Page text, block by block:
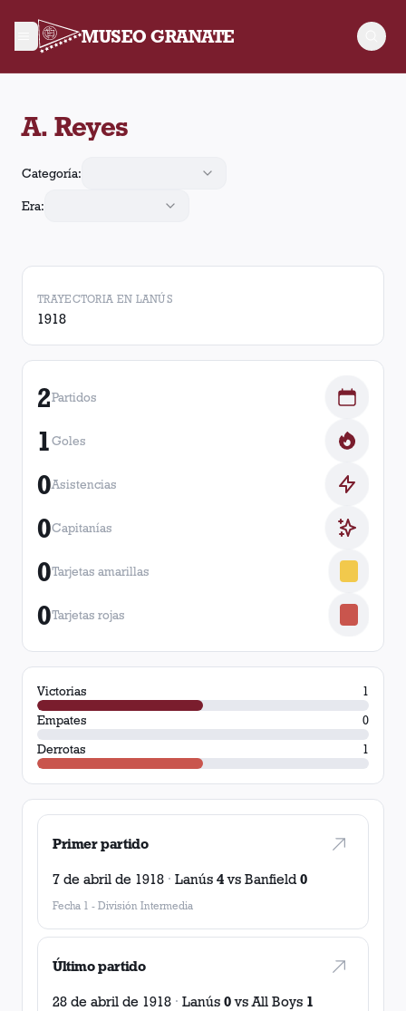
MUSEO GRANATE
A. Reyes
Categoría:
Era:
TRAYECTORIA EN LANÚS
1918
2Partidos
1Goles
0Asistencias
0Capitanías
0Tarjetas amarillas
0Tarjetas rojas
Victorias
1
Empates
0
Derrotas
1
Primer partido
7 de abril de 1918 · Lanús 4vs Banfield 0
Fecha 1 - División Intermedia
Último partido
28 de abril de 1918 · Lanús 0vs All Boys 1